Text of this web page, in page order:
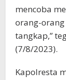
mencoba
orang-orang
tangkap,”
(7/8/2023).
Kapolresta